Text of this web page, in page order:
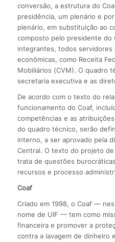
conversão, a estrutura do
presidência, um plenário e
plenário, em substituição ao
composto pelo presidente do
integrantes, todos servidores
econômicas, como Receita
Mobiliários (CVM). O quadro
secretaria executiva e as
De acordo com o texto do
funcionamento do Coaf,
competências e as
do quadro técnico, serão
interno, a ser aprovado pela
Central. O texto do projeto
trata de questões
recursos e processo
Coaf
Criado em 1998, o Coaf —
nome de UIF — tem como
financeira e promover a
contra a lavagem de dinheiro